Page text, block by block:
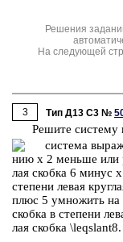
Решения
На следующей
3 Тип Д13 C3 №
Ре­ши­те си­сте­му